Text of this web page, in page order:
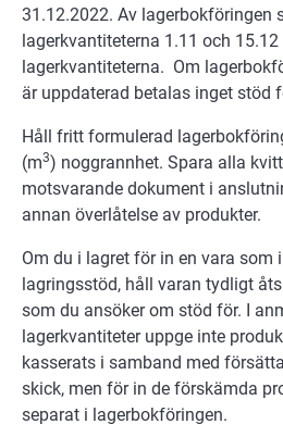
31.12.2022. Av lagerbokföringen
lagerkvantiteterna 1.11 och
lagerkvantiteterna. Om
är uppdaterad betalas inget stöd
Håll fritt formulerad
(m3) noggrannhet. Spara alla
motsvarande dokument i
annan överlåtelse av produkter.
Om du i lagret för in en vara som
lagringsstöd, håll varan tydligt
som du ansöker om stöd för. I
lagerkvantiteter uppge inte
kasserats i samband med
skick, men för in de förskämda
separat i lagerbokföringen.